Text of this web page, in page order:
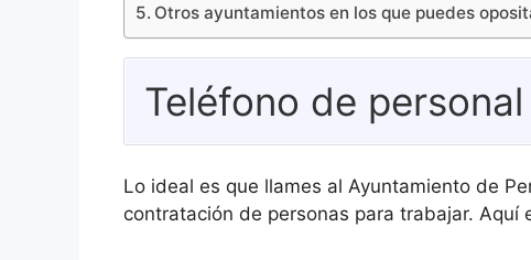
Otros ayuntamientos en los que puedes
Teléfono de personal
Lo ideal es que llames al Ayuntamiento de
contratación de personas para trabajar. Aquí